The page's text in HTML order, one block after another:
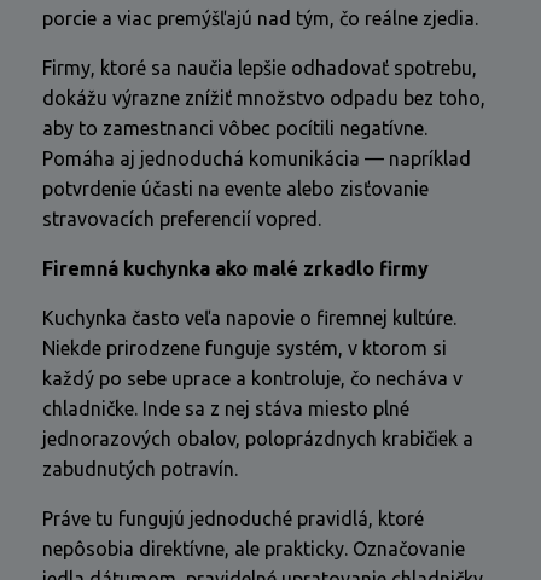
porcie a viac premýšľajú nad tým, čo reálne zjedia.
Firmy, ktoré sa naučia lepšie odhadovať spotrebu,
dokážu výrazne znížiť množstvo odpadu bez toho,
aby to zamestnanci vôbec pocítili negatívne.
Pomáha aj jednoduchá komunikácia — napríklad
potvrdenie účasti na evente alebo zisťovanie
stravovacích preferencií vopred.
Firemná kuchynka ako malé zrkadlo firmy
Kuchynka často veľa napovie o firemnej kultúre.
Niekde prirodzene funguje systém, v ktorom si
každý po sebe uprace a kontroluje, čo necháva v
chladničke. Inde sa z nej stáva miesto plné
jednorazových obalov, poloprázdnych krabičiek a
zabudnutých potravín.
Práve tu fungujú jednoduché pravidlá, ktoré
nepôsobia direktívne, ale prakticky. Označovanie